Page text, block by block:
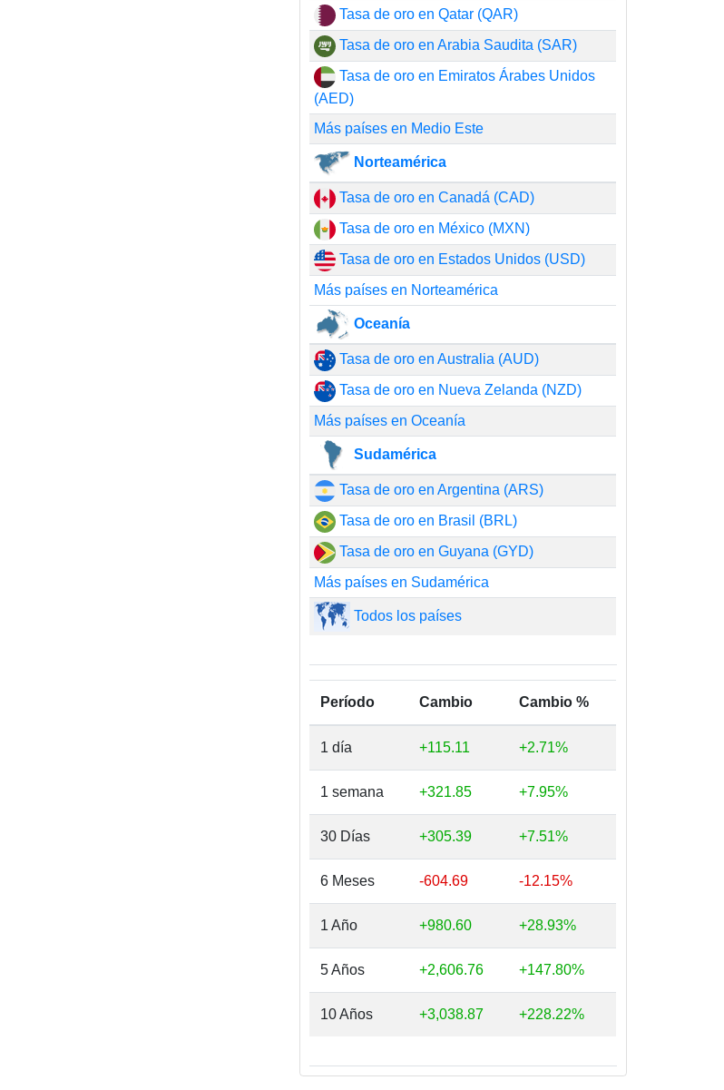
Tasa de oro en Qatar (QAR)
Tasa de oro en Arabia Saudita (SAR)
Tasa de oro en Emiratos Árabes Unidos
(AED)
Más países en Medio Este
Norteamérica
Tasa de oro en Canadá (CAD)
Tasa de oro en México (MXN)
Tasa de oro en Estados Unidos (USD)
Más países en Norteamérica
Oceanía
Tasa de oro en Australia (AUD)
Tasa de oro en Nueva Zelanda (NZD)
Más países en Oceanía
Sudamérica
Tasa de oro en Argentina (ARS)
Tasa de oro en Brasil (BRL)
Tasa de oro en Guyana (GYD)
Más países en Sudamérica
Todos los países
Período Cambio Cambio %
1 día +115.11 +2.71%
1 semana +321.85 +7.95%
30 Días +305.39 +7.51%
6 Meses -604.69 -12.15%
1 Año +980.60 +28.93%
5 Años +2,606.76 +147.80%
10 Años +3,038.87 +228.22%